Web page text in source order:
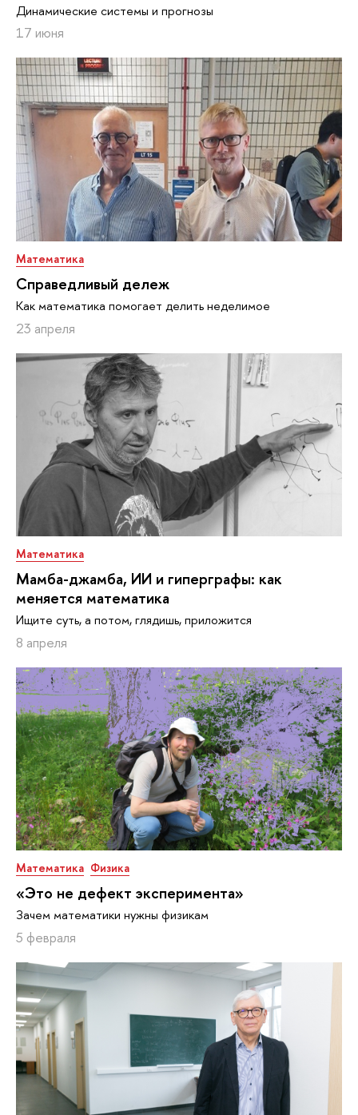
Динамические системы и прогнозы
17 июня
Математика
Справедливый дележ
Как математика помогает делить неделимое
23 апреля
Математика
Мамба-джамба, ИИ и гиперграфы: как
меняется математика
Ищите суть, а потом, глядишь, приложится
8 апреля
Математика Физика
«Это не дефект эксперимента»
Зачем математики нужны физикам
5 февраля